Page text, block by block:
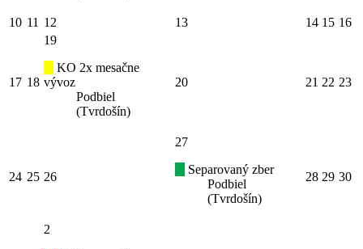
10 11 12 13 14 15 16
17 18
19
KO 2x mesačne
vývoz
Podbiel
(Tvrdošín)
20 21 22 23
24 25 26
27
Separovaný zber
Podbiel
(Tvrdošín)
28 29 30
2